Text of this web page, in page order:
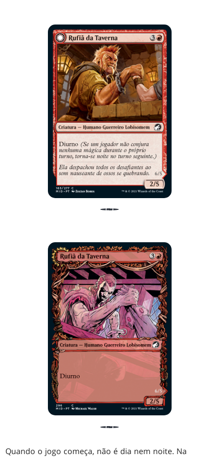
Quando o jogo começa, não é dia nem noite. Na